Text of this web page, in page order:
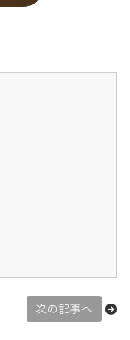
次の記事へ